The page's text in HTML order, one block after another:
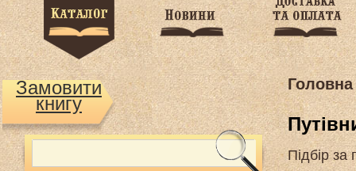
Замовити
книгу
Головна
Підбір за